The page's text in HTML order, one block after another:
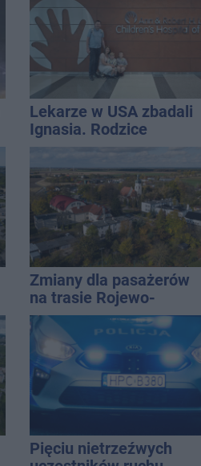
Lekarze w USA zbadali
Ignasia. Rodzice
przekazali wieści
Zmiany dla pasażerów
na trasie Rojewo-
Inowrocław
Pięciu nietrzeźwych